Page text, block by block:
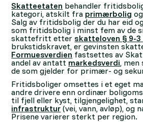
Skatteetaten behandler
kategori, atskilt fra primærbolig og
Salg av fritidsbolig der du har eid
som fritidsbolig i minst fem av de
skattefritt etter skatteloven § 9-3
brukstidskravet, er gevinsten
Formuesverdien fastsettes av
andel av antatt markedsverdi, men
de som gjelder for primær- og
Fritidsboliger omsettes i et eget
andre drivere enn ordinær
til fjell eller kyst, tilgjengelighet,
infrastruktur (vei, vann, avløp),
Prisene varierer sterkt per region.